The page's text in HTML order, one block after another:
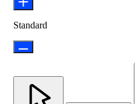
Standard